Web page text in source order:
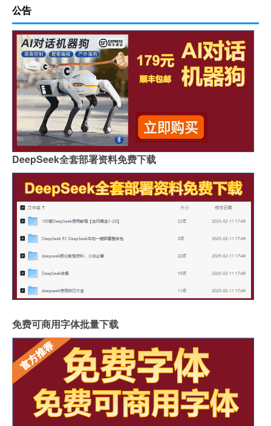
公告
DeepSeek全套部署资料免费下载
免费可商用字体批量下载